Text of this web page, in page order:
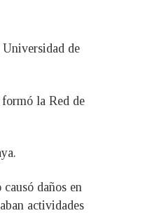
de
la Red de
daños en
actividades